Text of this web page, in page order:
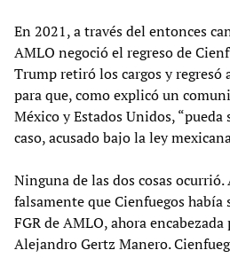
En 2021, a través del entonces
AMLO negoció el regreso de
Trump retiró los cargos y regresó
para que, como explicó un
México y Estados Unidos,
caso, acusado bajo la ley
Ninguna de las dos cosas
falsamente que Cienfuegos
FGR de AMLO, ahora
Alejandro Gertz Manero.